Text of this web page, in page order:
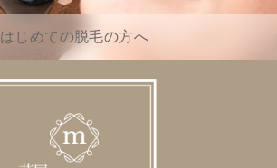
はじめての脱毛の方へ